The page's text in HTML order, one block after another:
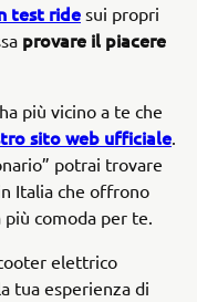
test ride sui propri
provare il piacere
più vicino a te che
sito web ufficiale.
potrai trovare
Italia che offrono
comoda per te.
elettrico
tua esperienza di